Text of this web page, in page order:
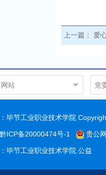
上一篇： 爱
站
省教育门户网站
教育厅
教育网
党
党
毕节工业职业技术学院
ICP备20000474号-1 贵公
毕节工业职业技术学院.公益